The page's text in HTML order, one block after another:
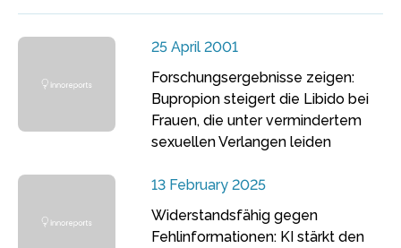
25 April 2001
Forschungsergebnisse zeigen:
Bupropion steigert die Libido bei
Frauen, die unter vermindertem
sexuellen Verlangen leiden
13 February 2025
Widerstandsfähig gegen
Fehlinformationen: KI stärkt den